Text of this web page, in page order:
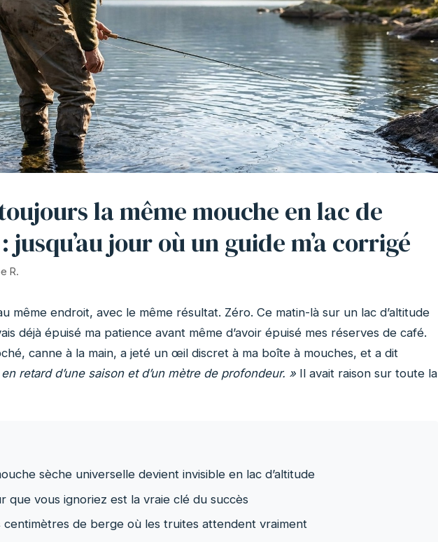
la même mouche en lac de
jusqu’au jour où un guide m’a corrigé
R.
même endroit, avec le même résultat. Zéro. Ce matin-là sur un lac d’altitude
déjà épuisé ma patience avant même d’avoir épuisé mes réserves de café.
canne à la main, a jeté un œil discret à ma boîte à mouches, et a dit
en retard d’une saison et d’un mètre de profondeur. » Il avait raison sur toute la
sèche universelle devient invisible en lac d’altitude
que vous ignoriez est la vraie clé du succès
centimètres de berge où les truites attendent vraiment